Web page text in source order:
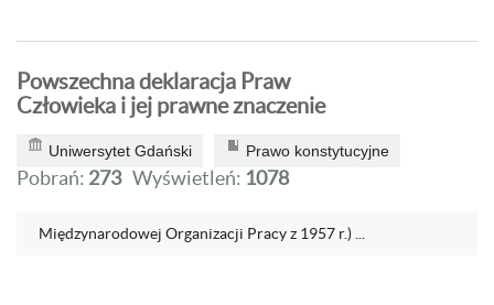
Powszechna deklaracja Praw
Człowieka i jej prawne znaczenie
Uniwersytet Gdański Prawo konstytucyjne
Pobrań: 273 Wyświetleń: 1078
Międzynarodowej Organizacji Pracy z 1957 r.) ...